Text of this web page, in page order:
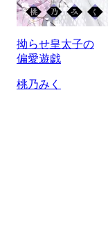
拗らせ皇太子の
偏愛遊戯
桃乃みく